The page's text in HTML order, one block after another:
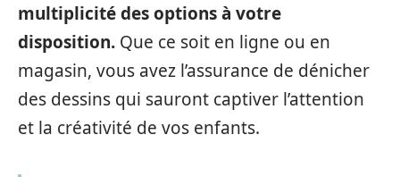
multiplicité des options à votre
disposition. Que ce soit en ligne ou en
magasin, vous avez l’assurance de dénicher
des dessins qui sauront captiver l’attention
et la créativité de vos enfants.